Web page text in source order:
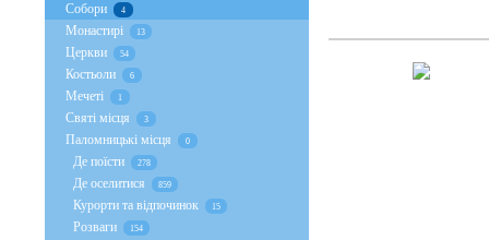
Собори 4
Монастирі 13
Церкви 54
Костьоли 6
Мечеті 1
Святі місця 3
Паломницькі місця 0
Де поїсти 278
Де оселитися 859
Курорти та відпочинок 15
Розваги 154